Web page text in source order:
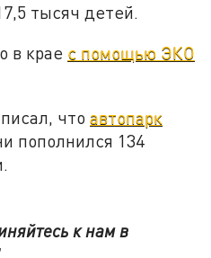
тысяч детей.
в крае с помощью ЭКО
чтоавтопарк
пополнился 134
к нам в